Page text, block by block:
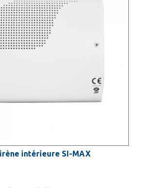
intérieure SI-MAX